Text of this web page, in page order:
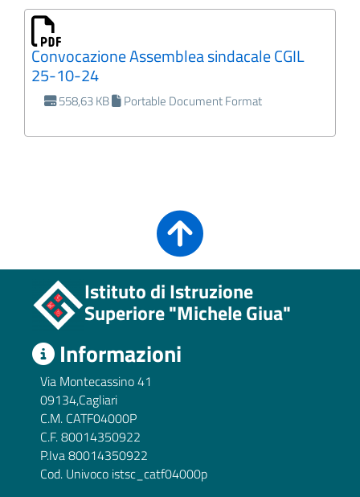
Convocazione Assemblea sindacale CGIL
25-10-24
558,63 KB Portable Document Format
Istituto di Istruzione
Superiore "Michele Giua"
Informazioni
Via Montecassino 41
09134,Cagliari
C.M. CATF04000P
C.F. 80014350922
P.Iva 80014350922
Cod. Univoco istsc_catf04000p